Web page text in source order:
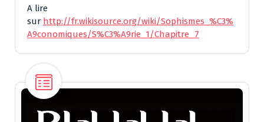
A lire
sur http://fr.wikisource.org/wiki/Sophismes_%C3%
A9conomiques/S%C3%A9rie_1/Chapitre_7